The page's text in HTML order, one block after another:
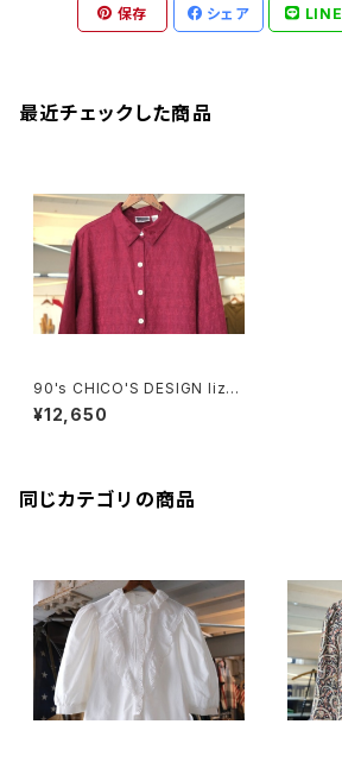
保存 シェア LINE
最近チェックした商品
90's CHICO'S DESIGN lizar
d jacquard Shirt
¥12,650
同じカテゴリの商品